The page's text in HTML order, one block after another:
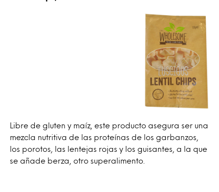
Libre de gluten y maíz, este producto asegura ser una
mezcla nutritiva de las proteínas de los garbanzos,
los porotos, las lentejas rojas y los guisantes, a la que
se añade berza, otro superalimento.